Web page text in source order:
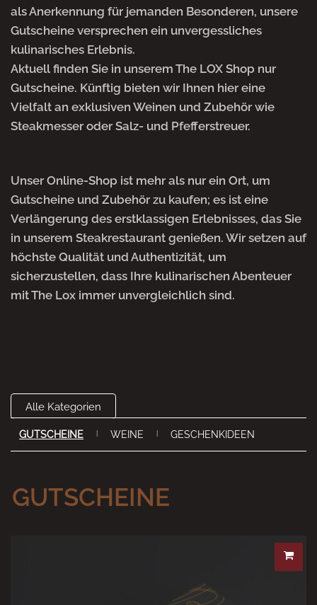
als Anerkennung für jemanden Besonderen, unsere
Gutscheine versprechen ein unvergessliches
kulinarisches Erlebnis.
Aktuell finden Sie in unserem The LOX Shop nur
Gutscheine. Künftig bieten wir Ihnen hier eine
Vielfalt an exklusiven Weinen und Zubehör wie
Steakmesser oder Salz- und Pfefferstreuer.
Unser Online-Shop ist mehr als nur ein Ort, um
Gutscheine und Zubehör zu kaufen; es ist eine
Verlängerung des erstklassigen Erlebnisses, das Sie
in unserem Steakrestaurant genießen. Wir setzen auf
höchste Qualität und Authentizität, um
sicherzustellen, dass Ihre kulinarischen Abenteuer
mit The Lox immer unvergleichlich sind.
Alle Kategorien
GUTSCHEINE WEINE GESCHENKIDEEN
GUTSCHEINE